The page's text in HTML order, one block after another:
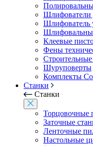
Шлифователи
Шлифователь
Клеевые
Фены
Шуруповерты
Комплекты
Станки
Станки
Торцовочные
Заточные
Ленточные
Настольные